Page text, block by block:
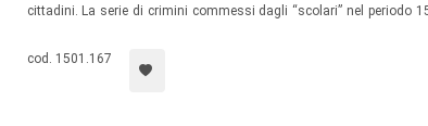
cittadini. La serie di crimini commessi dagli “scolari” nel periodo
“Nazioni”, permettono di comprendere, attraverso le relative
modalità della loro gestione da parte delle Autorità, sia l’impatto
cod. 1501.167